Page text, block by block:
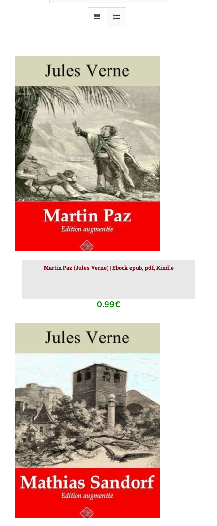
AJOUTER AU PANIER / DÉTAILS
Martin Paz (Jules Verne) | Ebook epub, pdf, Kindle
0.99€
AJOUTER AU PANIER / DÉTAILS